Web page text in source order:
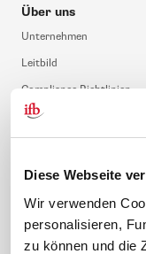
Diese Webseite
Wir verwenden
personalisieren,
zu können und die
Über uns
Unternehmen
Leitbild
Compliance Richtlinien
Gute Gründe für das ifb
Service
Newsletter